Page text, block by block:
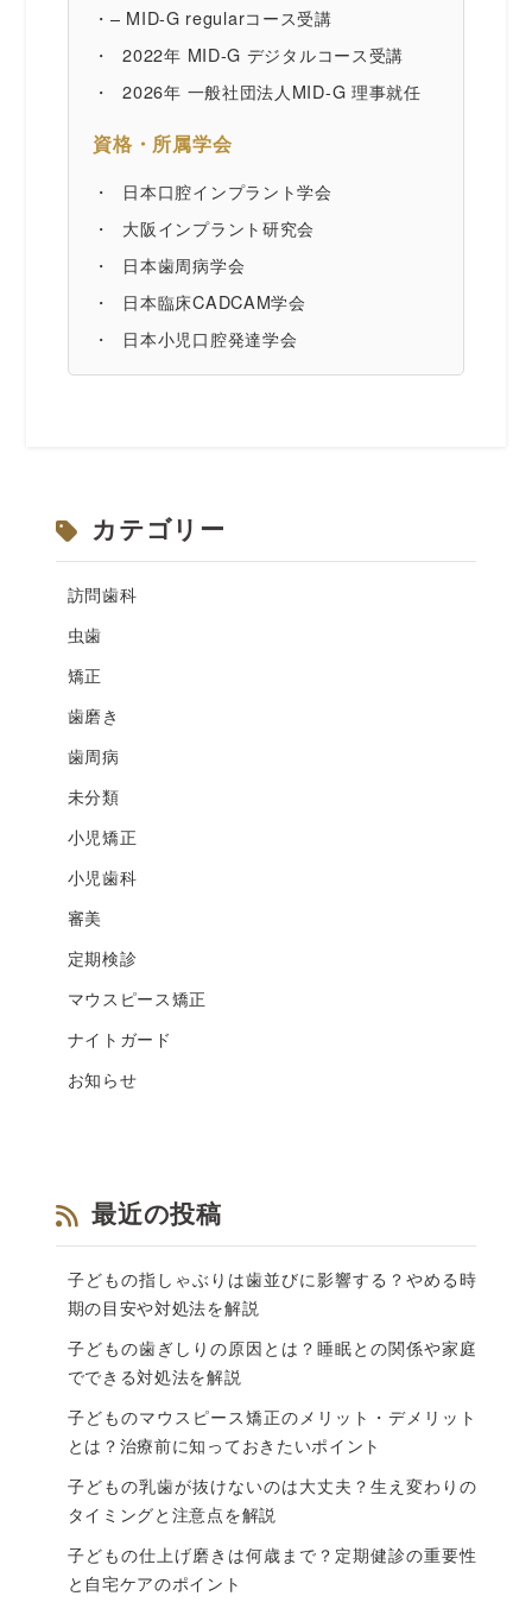
– MID-G regularコース受講
2022年 MID-G デジタルコース受講
2026年 一般社団法人MID-G 理事就任
資格・所属学会
日本口腔インプラント学会
大阪インプラント研究会
日本歯周病学会
日本臨床CADCAM学会
日本小児口腔発達学会
カテゴリー
訪問歯科
虫歯
矯正
歯磨き
歯周病
未分類
小児矯正
小児歯科
審美
定期検診
マウスピース矯正
ナイトガード
お知らせ
最近の投稿
子どもの指しゃぶりは歯並びに影響する？やめる時
期の目安や対処法を解説
子どもの歯ぎしりの原因とは？睡眠との関係や家庭
でできる対処法を解説
子どものマウスピース矯正のメリット・デメリット
とは？治療前に知っておきたいポイント
子どもの乳歯が抜けないのは大丈夫？生え変わりの
タイミングと注意点を解説
子どもの仕上げ磨きは何歳まで？定期健診の重要性
と自宅ケアのポイント